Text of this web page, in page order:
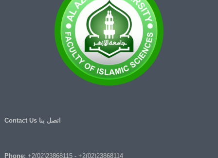
اتصل بنا Contact Us
Phone: +2(02)23868115- +2(02)23868114